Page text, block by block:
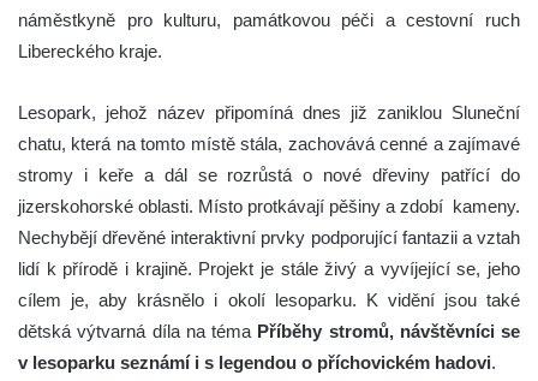
náměstkyně pro kulturu, památkovou péči a cestovní ruch
Libereckého kraje.
Lesopark, jehož název připomíná dnes již zaniklou Sluneční
chatu, která na tomto místě stála, zachovává cenné a zajímavé
stromy i keře a dál se rozrůstá o nové dřeviny patřící do
jizerskohorské oblasti. Místo protkávají pěšiny a zdobí kameny.
Nechybějí dřevěné interaktivní prvky podporující fantazii a vztah
lidí k přírodě i krajině. Projekt je stále živý a vyvíjející se, jeho
cílem je, aby krásnělo i okolí lesoparku. K vidění jsou také
dětská výtvarná díla na téma Příběhy stromů, návštěvníci se
v lesoparku seznámí i s legendou o příchovickém hadovi.